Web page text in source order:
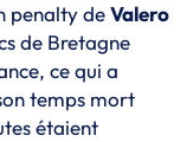
penalty deValero
de Bretagne
ce qui a
temps mort
étaient